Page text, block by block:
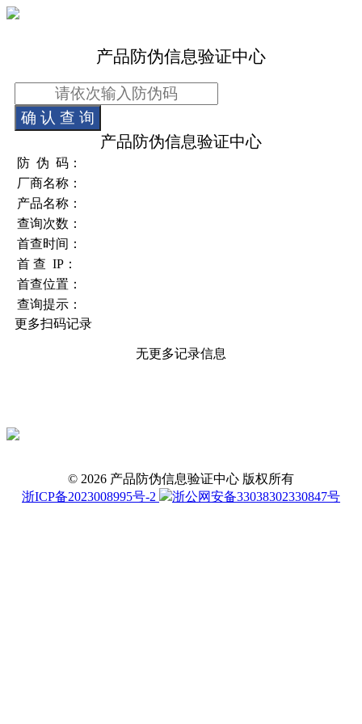
产品防伪信息验证中心
确 认 查 询
产品防伪信息验证中心
防 伪 码：
厂商名称：
产品名称：
查询次数：
首查时间：
首 查 IP：
首查位置：
查询提示：
更多扫码记录
无更多记录信息
© 2026 产品防伪信息验证中心 版权所有
浙ICP备2023008995号-2
浙公网安备33038302330847号